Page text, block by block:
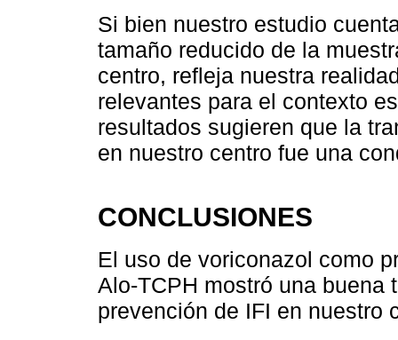
Si bien nuestro estudio
tamaño reducido de la
centro, refleja nuestra
relevantes para el contexto
resultados sugieren que la
en nuestro centro fue una
CONCLUSIONES
El uso de voriconazol como
Alo-TCPH mostró una buena
prevención de IFI en nuestro